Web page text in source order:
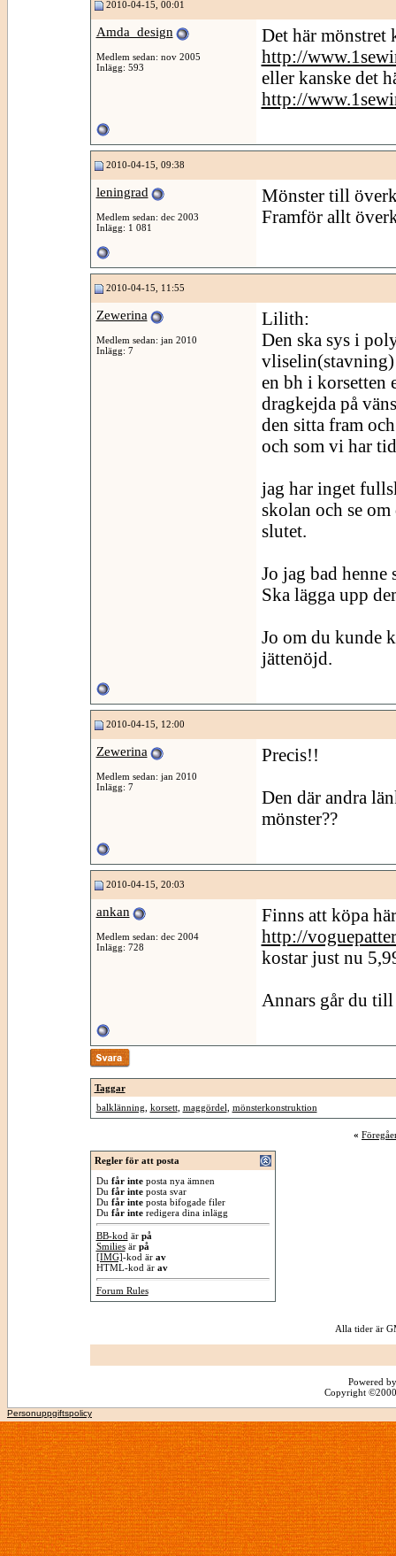
2010-04-15, 00:01
Amda_design
Medlem sedan: nov 2005
Inlägg: 593
Det här mönstret
http://
eller kanske det
http://
2010-04-15, 09:38
leningrad
Medlem sedan: dec 2003
Inlägg: 1 081
Mönster till
Framför allt
2010-04-15, 11:55
Zewerina
Medlem sedan: jan 2010
Inlägg: 7
Lilith:
Den ska sys i
vliselin(stavning)
en bh i korsetten
dragkejda på
den sitta fram
och som vi har
jag har inget
skolan och se
slutet.
Jo jag bad
Ska lägga upp
Jo om du kunde
jättenöjd.
2010-04-15, 12:00
Zewerina
Medlem sedan: jan 2010
Inlägg: 7
Precis!!
Den där andra
mönster??
2010-04-15, 20:03
ankan
Medlem sedan: dec 2004
Inlägg: 728
Finns att köpa här
http://
kostar just nu
Annars går du till
Taggar
balklänning korsett, maggördel mönsterkonstruktion
«
Regler för att posta
Du får inteposta nya ämnen
Du får inteposta svar
Du får inteposta bifogade filer
Du får interedigera dina inlägg
BB-kod är på
Smiliesär på
[IMG]-kod är av
HTML-kod är av
Forum Rules
Alla tider är
Powered
Copyright
Personuppgiftspolicy